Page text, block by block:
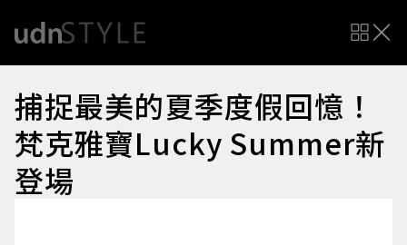
捕捉最美的夏季度假回憶！
梵克雅寶Lucky Summer新
登場